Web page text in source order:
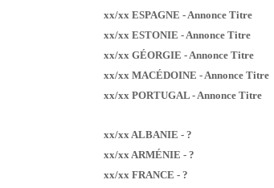
xx/xx ESPAGNE - Annonce Titre
xx/xx ESTONIE - Annonce Titre
xx/xx GÉORGIE - Annonce Titre
xx/xx MACÉDOINE - Annonce Titre
xx/xx PORTUGAL - Annonce Titre
xx/xx ALBANIE - ?
xx/xx ARMÉNIE - ?
xx/xx FRANCE - ?